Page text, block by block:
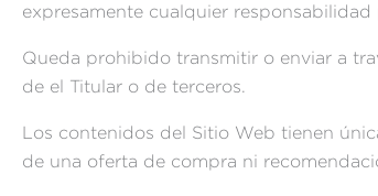
expresamente cualquier
Queda prohibido transmitir o enviar a
de el Titular o de terceros.
Los contenidos del Sitio Web tienen
de una oferta de compra ni